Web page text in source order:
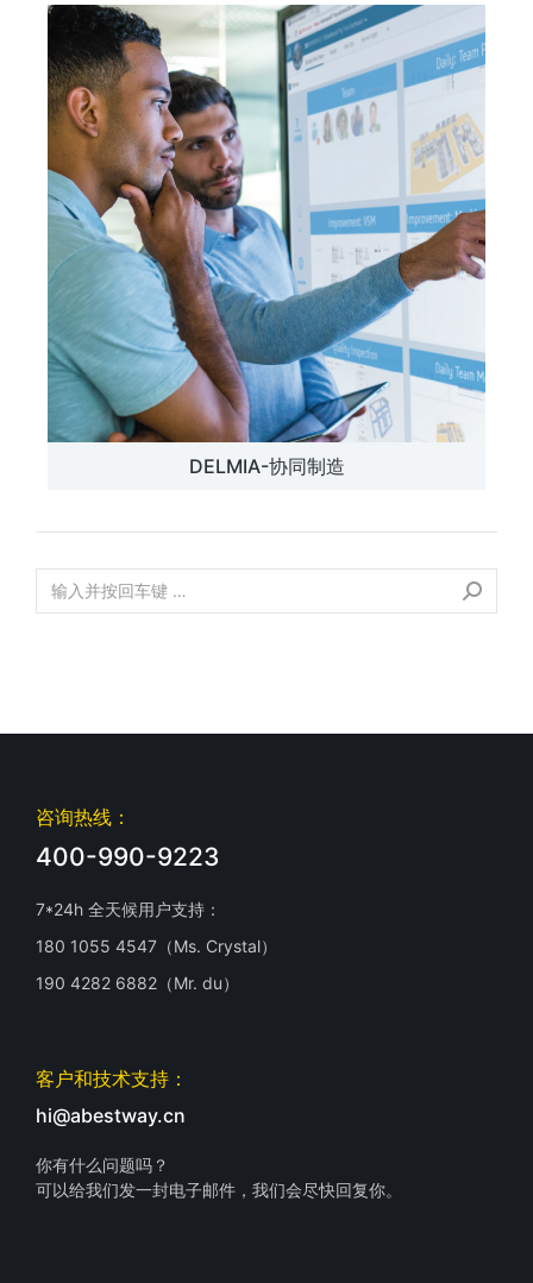
DELMIA-协同制造
咨询热线：
400-990-9223
7*24h 全天候用户支持：
180 1055 4547（Ms. Crystal）
190 4282 6882（Mr. du）
客户和技术支持：
hi@abestway.cn
你有什么问题吗？
可以给我们发一封电子邮件，我们会尽快回复你。